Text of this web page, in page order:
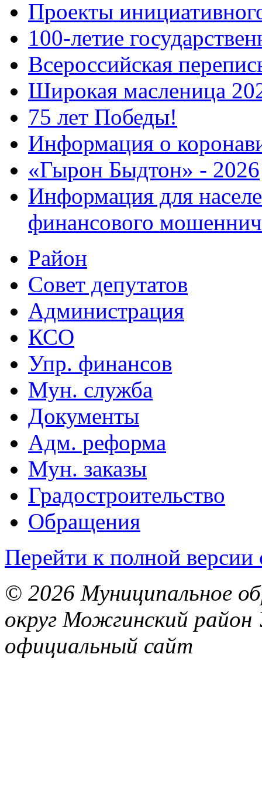
Проекты
100-летие
Всероссийская
Широкая масленица
75 лет Победы!
Информация о
«Гырон Быдтон» - 2026
Информация для
финансового
Район
Совет депутатов
Администрация
КСО
Упр. финансов
Мун. служба
Документы
Адм. реформа
Мун. заказы
Градостроительство
Обращения
Перейти к полной версии
© 2026 Муниципальное
округ Можгинский район
официальный сайт